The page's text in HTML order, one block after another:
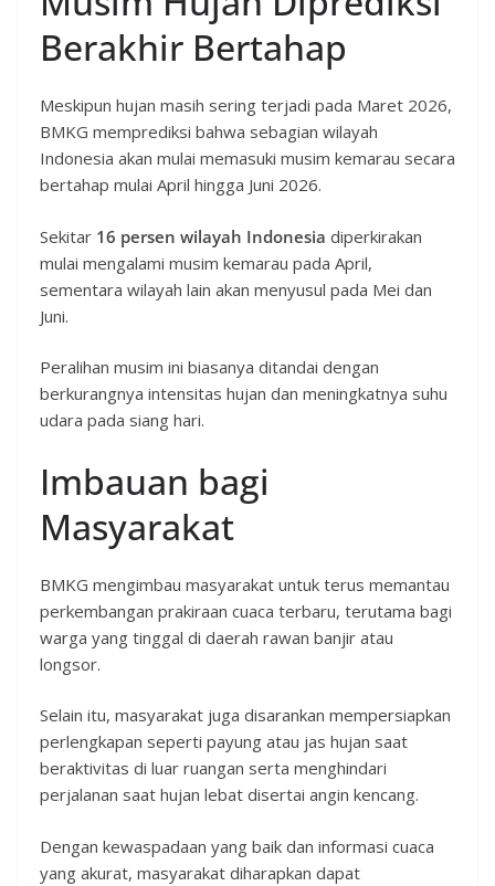
Berakhir Bertahap
Meskipun hujan masih sering terjadi pada Maret 2026,
BMKG memprediksi bahwa sebagian wilayah
Indonesia akan mulai memasuki musim kemarau secara
bertahap mulai April hingga Juni 2026.
Sekitar 16 persen wilayah Indonesia diperkirakan
mulai mengalami musim kemarau pada April,
sementara wilayah lain akan menyusul pada Mei dan
Juni.
Peralihan musim ini biasanya ditandai dengan
berkurangnya intensitas hujan dan meningkatnya suhu
udara pada siang hari.
Imbauan bagi
Masyarakat
BMKG mengimbau masyarakat untuk terus memantau
perkembangan prakiraan cuaca terbaru, terutama bagi
warga yang tinggal di daerah rawan banjir atau
longsor.
Selain itu, masyarakat juga disarankan mempersiapkan
perlengkapan seperti payung atau jas hujan saat
beraktivitas di luar ruangan serta menghindari
perjalanan saat hujan lebat disertai angin kencang.
Dengan kewaspadaan yang baik dan informasi cuaca
yang akurat, masyarakat diharapkan dapat